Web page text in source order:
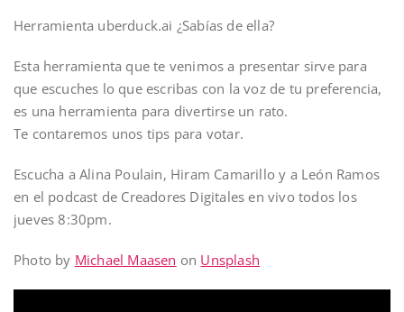
Herramienta uberduck.ai ¿Sabías de ella?
Esta herramienta que te venimos a presentar sirve para
que escuches lo que escribas con la voz de tu preferencia,
es una herramienta para divertirse un rato.
Te contaremos unos tips para votar.
Escucha a Alina Poulain, Hiram Camarillo y a León Ramos
en el podcast de Creadores Digitales en vivo todos los
jueves 8:30pm.
Photo by Michael Maasen on Unsplash